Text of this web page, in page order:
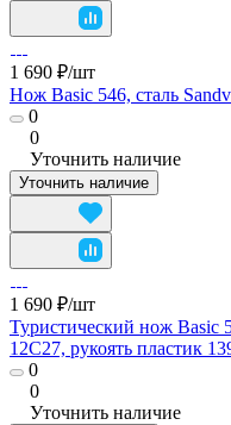
1 690 ₽/шт
Нож Basic 546, сталь
0
0
Уточнить наличие
Уточнить наличие
1 690 ₽/шт
Туристический нож Basic
12C27, рукоять пластик
0
0
Уточнить наличие